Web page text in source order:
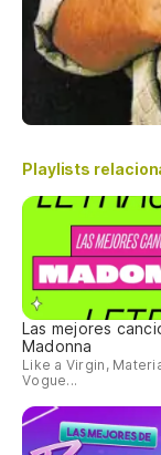
Playlists
Las mejores
Madonna
Like a Virgin,
Vogue...